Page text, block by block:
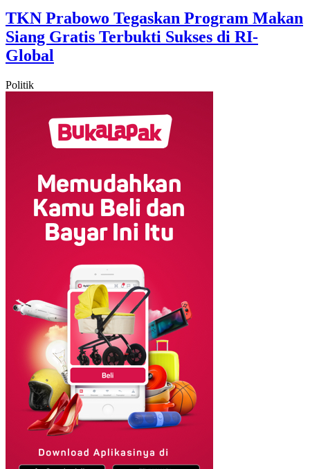
TKN Prabowo Tegaskan Program Makan
Siang Gratis Terbukti Sukses di RI-
Global
Politik